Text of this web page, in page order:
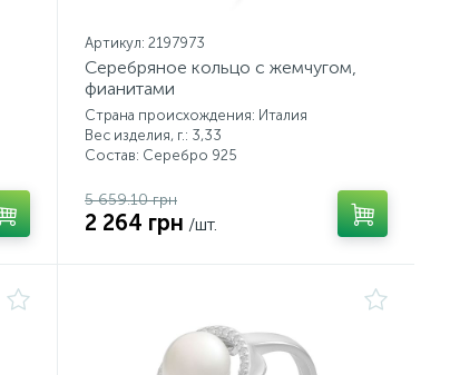
Артикул: 2197973
Серебряное кольцо с жемчугом,
фианитами
Страна происхождения: Италия
Вес изделия, г.: 3,33
Состав: Серебро 925
5 659.10 грн
2 264 грн /шт.